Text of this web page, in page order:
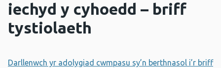
iechyd y cyhoedd – briff
tystiolaeth
Darllenwch yr adolygiad cwmpasu sy’n berthnasol i’r briff